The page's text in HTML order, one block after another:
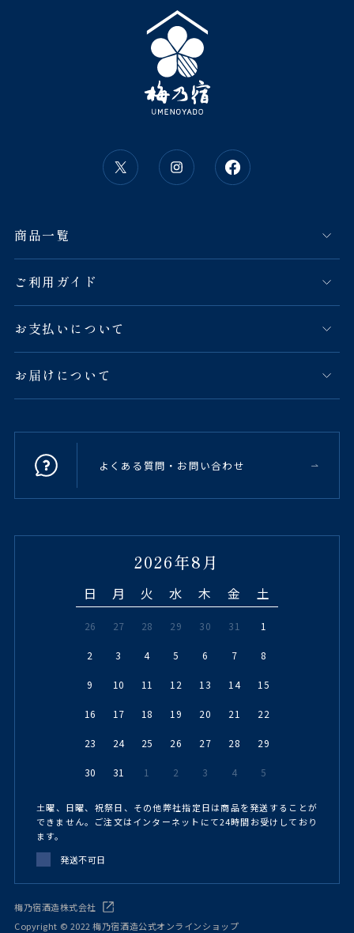
商品一覧
ご利用ガイド
お支払いについて
お届けについて
よくある質問・お問い合わせ
2026年8月
日 月 火 水 木 金 土
26 27 28 29 30 31 1
2 3 4 5 6 7 8
9 10 11 12 13 14 15
16 17 18 19 20 21 22
23 24 25 26 27 28 29
30 31 1 2 3 4 5
土曜、日曜、祝祭日、その他弊社指定日は商品を発送することが
できません。ご注文はインターネットにて24時間お受けしており
ます。
発送不可日
梅乃宿酒造株式会社
Copyright © 2022 梅乃宿酒造公式オンラインショップ